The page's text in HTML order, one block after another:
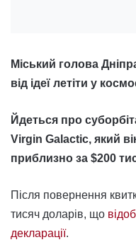
Міський голова
від ідеї летіти у
Йдеться про
Virgin Galactic, який
приблизно за $200
Після повернення
тисяч доларів, що
декларації.